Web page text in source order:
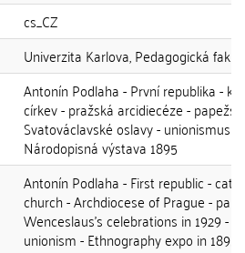
cs_CZ
Univerzita Karlova, Pedagogická
Antonín Podlaha - První republika -
církev - pražská arcidiecéze -
Svatováclavské oslavy - unionismus -
Národopisná výstava 1895
Antonín Podlaha - First republic -
church - Archdiocese of Prague -
Wenceslaus's celebrations in 1929 -
unionism - Ethnography expo in 1895